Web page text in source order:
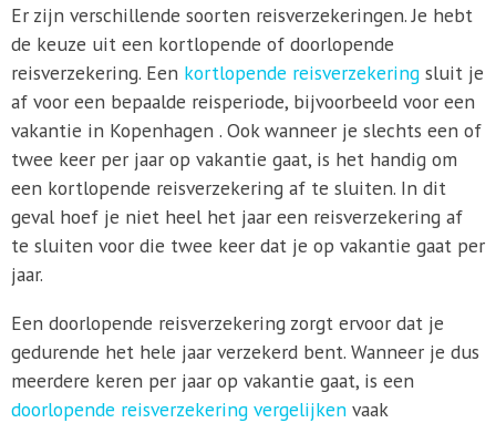
Er zijn verschillende soorten reisverzekeringen. Je hebt
de keuze uit een kortlopende of doorlopende
reisverzekering. Een kortlopende reisverzekeringsluit je
af voor een bepaalde reisperiode, bijvoorbeeld voor een
vakantie in Kopenhagen . Ook wanneer je slechts een of
twee keer per jaar op vakantie gaat, is het handig om
een kortlopende reisverzekering af te sluiten. In dit
geval hoef je niet heel het jaar een reisverzekering af
te sluiten voor die twee keer dat je op vakantie gaat per
jaar.
Een doorlopende reisverzekering zorgt ervoor dat je
gedurende het hele jaar verzekerd bent. Wanneer je dus
meerdere keren per jaar op vakantie gaat, is een
doorlopende reisverzekering vergelijkenvaak